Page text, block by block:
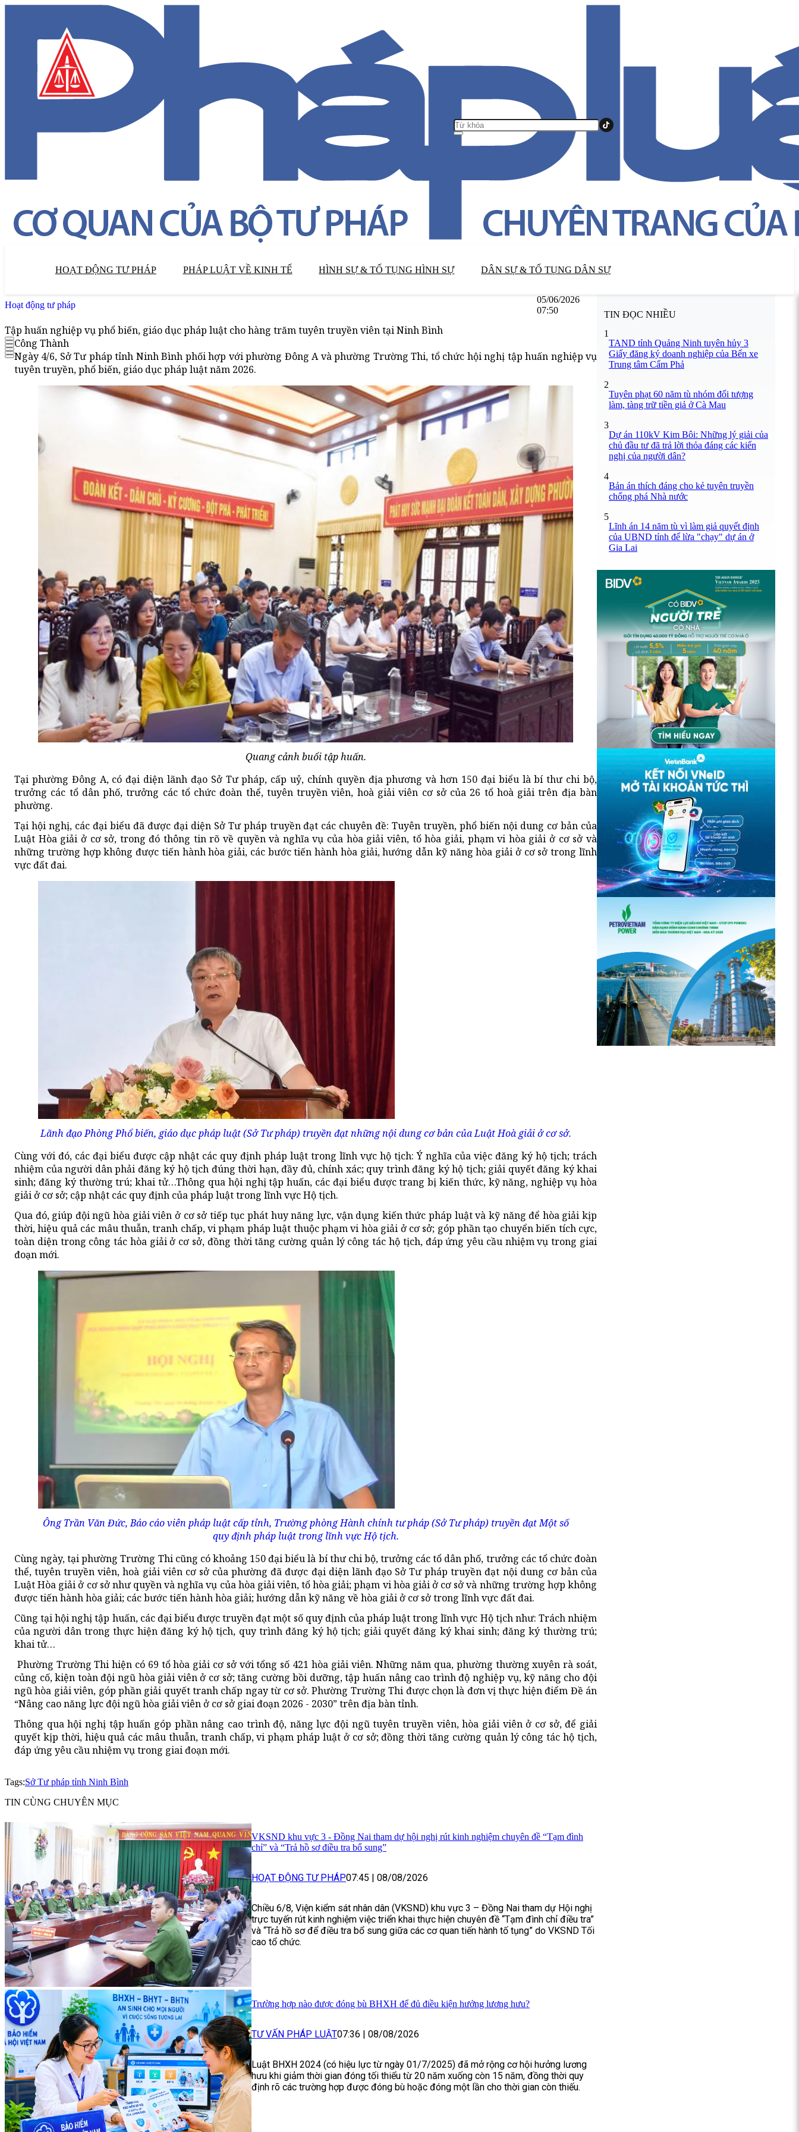
HOẠT ĐỘNG TƯ PHÁP PHÁP LUẬT VỀ KINH TẾ HÌNH SỰ & TỐ TỤNG HÌNH SỰ DÂN SỰ & TỐ TỤNG DÂN SỰ
Hoạt động tư pháp
05/06/2026
07:50
Tập huấn nghiệp vụ phổ biến, giáo dục pháp luật cho hàng trăm tuyên truyền viên tại Ninh Bình
Công Thành
Ngày 4/6, Sở Tư pháp tỉnh Ninh Bình phối hợp với phường Đông A và phường Trường Thi, tổ chức hội nghị tập huấn nghiệp vụ
tuyên truyền, phổ biến, giáo dục pháp luật năm 2026.
Quang cảnh buổi tập huấn.
Tại phường Đông A, có đại diện lãnh đạo Sở Tư pháp, cấp uỷ, chính quyền địa phương và hơn 150 đại biểu là bí thư chi bộ,
trưởng các tổ dân phố, trưởng các tổ chức đoàn thể, tuyên truyền viên, hoà giải viên cơ sở của 26 tổ hoà giải trên địa bàn
phường.
Tại hội nghị, các đại biểu đã được đại diện Sở Tư pháp truyền đạt các chuyên đề: Tuyên truyền, phổ biến nội dung cơ bản của
Luật Hòa giải ở cơ sở, trong đó thông tin rõ về quyền và nghĩa vụ của hòa giải viên, tổ hòa giải, phạm vi hòa giải ở cơ sở và
những trường hợp không được tiến hành hòa giải, các bước tiến hành hòa giải, hướng dẫn kỹ năng hòa giải ở cơ sở trong lĩnh
vực đất đai.
Lãnh đạo Phòng Phổ biến, giáo dục pháp luật (Sở Tư pháp) truyền đạt những nội dung cơ bản của Luật Hoà giải ở cơ sở.
Cùng với đó, các đại biểu được cập nhật các quy định pháp luật trong lĩnh vực hộ tịch: Ý nghĩa của việc đăng ký hộ tịch; trách
nhiệm của người dân phải đăng ký hộ tịch đúng thời hạn, đầy đủ, chính xác; quy trình đăng ký hộ tịch; giải quyết đăng ký khai
sinh; đăng ký thường trú; khai tử…Thông qua hội nghị tập huấn, các đại biểu được trang bị kiến thức, kỹ năng, nghiệp vụ hòa
giải ở cơ sở; cập nhật các quy định của pháp luật trong lĩnh vực Hộ tịch.
Qua đó, giúp đội ngũ hòa giải viên ở cơ sở tiếp tục phát huy năng lực, vận dụng kiến thức pháp luật và kỹ năng để hòa giải kịp
thời, hiệu quả các mâu thuẫn, tranh chấp, vi phạm pháp luật thuộc phạm vi hòa giải ở cơ sở; góp phần tạo chuyển biến tích cực,
toàn diện trong công tác hòa giải ở cơ sở, đồng thời tăng cường quản lý công tác hộ tịch, đáp ứng yêu cầu nhiệm vụ trong giai
đoạn mới.
Ông Trần Văn Đức, Báo cáo viên pháp luật cấp tỉnh, Trường phòng Hành chính tư pháp (Sở Tư pháp) truyền đạt Một số
quy định pháp luật trong lĩnh vực Hộ tịch.
Cùng ngày, tại phường Trường Thi cũng có khoảng 150 đại biểu là bí thư chi bộ, trưởng các tổ dân phố, trưởng các tổ chức đoàn
thể, tuyên truyền viên, hoà giải viên cơ sở của phường đã được đại diện lãnh đạo Sở Tư pháp truyền đạt nội dung cơ bản của
Luật Hòa giải ở cơ sở như quyền và nghĩa vụ của hòa giải viên, tổ hòa giải; phạm vi hòa giải ở cơ sở và những trường hợp không
được tiến hành hòa giải; các bước tiến hành hòa giải; hướng dẫn kỹ năng về hòa giải ở cơ sở trong lĩnh vực đất đai.
Cũng tại hội nghị tập huấn, các đại biểu được truyền đạt một số quy định của pháp luật trong lĩnh vực Hộ tịch như: Trách nhiệm
của người dân trong thực hiện đăng ký hộ tịch, quy trình đăng ký hộ tịch; giải quyết đăng ký khai sinh; đăng ký thường trú;
khai tử…
Phường Trường Thi hiện có 69 tổ hòa giải cơ sở với tổng số 421 hòa giải viên. Những năm qua, phường thường xuyên rà soát,
củng cố, kiện toàn đội ngũ hòa giải viên ở cơ sở; tăng cường bồi dưỡng, tập huấn nâng cao trình độ nghiệp vụ, kỹ năng cho đội
ngũ hòa giải viên, góp phần giải quyết tranh chấp ngay từ cơ sở. Phường Trường Thi được chọn là đơn vị thực hiện điểm Đề án
“Nâng cao năng lực đội ngũ hòa giải viên ở cơ sở giai đoạn 2026 - 2030” trên địa bàn tỉnh.
Thông qua hội nghị tập huấn góp phần nâng cao trình độ, năng lực đội ngũ tuyên truyền viên, hòa giải viên ở cơ sở, để giải
quyết kịp thời, hiệu quả các mâu thuẫn, tranh chấp, vi phạm pháp luật ở cơ sở; đồng thời tăng cường quản lý công tác hộ tịch,
đáp ứng yêu cầu nhiệm vụ trong giai đoạn mới.
Tags:Sở Tư pháp tỉnh Ninh Bình
TIN CÙNG CHUYÊN MỤC
VKSND khu vực 3 - Đồng Nai tham dự hội nghị rút kinh nghiệm chuyên đề “Tạm đình
chỉ” và “Trả hồ sơ điều tra bổ sung”
HOẠT ĐỘNG TƯ PHÁP07:45 08/08/2026
Chiều 6/8, Viện kiểm sát nhân dân (VKSND) khu vực 3 – Đồng Nai tham dự Hội nghị
trực tuyến rút kinh nghiệm việc triển khai thực hiện chuyên đề “Tạm đình chỉ điều tra”
và “Trả hồ sơ để điều tra bổ sung giữa các cơ quan tiến hành tố tụng” do VKSND Tối
cao tổ chức.
Trường hợp nào được đóng bù BHXH để đủ điều kiện hưởng lương hưu?
TƯ VẤN PHÁP LUẬT07:36 | 08/08/2026
Luật BHXH 2024 (có hiệu lực từ ngày 01/7/2025) đã mở rộng cơ hội hưởng lương
hưu khi giảm thời gian đóng tối thiểu từ 20 năm xuống còn 15 năm, đồng thời quy
định rõ các trường hợp được đóng bù hoặc đóng một lần cho thời gian còn thiếu.
TIN ĐỌC NHIỀU
1
TAND tỉnh Quảng Ninh tuyên hủy 3
Giấy đăng ký doanh nghiệp của Bến xe
Trung tâm Cẩm Phả
2
Tuyên phạt 60 năm tù nhóm đối tượng
làm, tàng trữ tiền giả ở Cà Mau
3
Dự án 110kV Kim Bôi: Những lý giải của
chủ đầu tư đã trả lời thỏa đáng các kiến
nghị của người dân?
4
Bản án thích đáng cho kẻ tuyên truyền
chống phá Nhà nước
5
Lĩnh án 14 năm tù vì làm giả quyết định
của UBND tỉnh để lừa "chạy" dự án ở
Gia Lai